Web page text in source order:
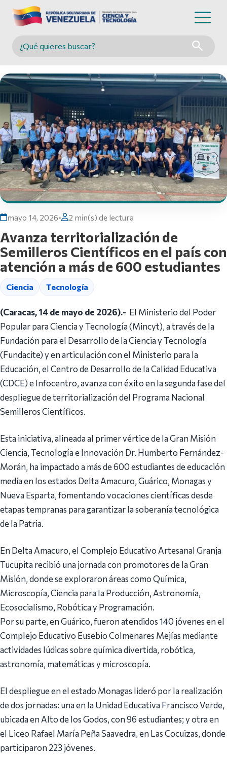
Buscar en MINCYT
mayo 14, 2026• 2 min(s) de lectura
Avanza territorialización de
Semilleros Científicos en el país con
atención a más de 600 estudiantes
Ciencia Tecnología
(Caracas, 14 de mayo de 2026).- El Ministerio del Poder
Popular para Ciencia y Tecnología (Mincyt), a través de la
Fundación para el Desarrollo de la Ciencia y Tecnología
(Fundacite) y en articulación con el Ministerio para la
Educación, el Centro de Desarrollo de la Calidad Educativa
(CDCE) e Infocentro, avanza con éxito en la segunda fase del
despliegue de territorialización del Programa Nacional
Semilleros Científicos.
Esta iniciativa, alineada al primer vértice de la Gran Misión
Ciencia, Tecnología e Innovación Dr. Humberto Fernández-
Morán, ha impactado a más de 600 estudiantes de educación
media en los estados Delta Amacuro, Guárico, Monagas y
Nueva Esparta, fomentando vocaciones científicas desde
etapas tempranas para garantizar la soberanía tecnológica
de la Patria.
En Delta Amacuro, el Complejo Educativo Artesanal Granja
Tucupita recibió una jornada con promotores de la Gran
Misión, donde se exploraron áreas como Química,
Microscopía, Ciencia para la Producción, Astronomía,
Ecosocialismo, Robótica y Programación.
Por su parte, en Guárico, fueron atendidos 140 jóvenes en el
Complejo Educativo Eusebio Colmenares Mejías mediante
actividades lúdicas sobre química divertida, robótica,
astronomía, matemáticas y microscopía.
El despliegue en el estado Monagas lideró por la realización
de dos jornadas: una en la Unidad Educativa Francisco Verde,
ubicada en Alto de los Godos, con 96 estudiantes; y otra en
el Liceo Rafael María Peña Saavedra, en Las Cocuizas, donde
participaron 223 jóvenes.